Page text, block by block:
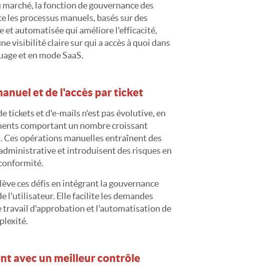
la fonction de gouvernance des
processus manuels, basés sur des
et automatisée qui améliore l'efficacité,
visibilité claire sur qui a accès à quoi dans
et en mode SaaS.
et de l'accès par ticket
tickets et d'e-mails n'est pas évolutive, en
comportant un nombre croissant
Ces opérations manuelles entraînent des
et introduisent des risques en
ces défis en intégrant la gouvernance
l'utilisateur. Elle facilite les demandes
travail d'approbation et l'automatisation de
avec un meilleur contrôle